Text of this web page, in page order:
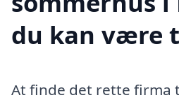
du kan være
At finde det rette firma